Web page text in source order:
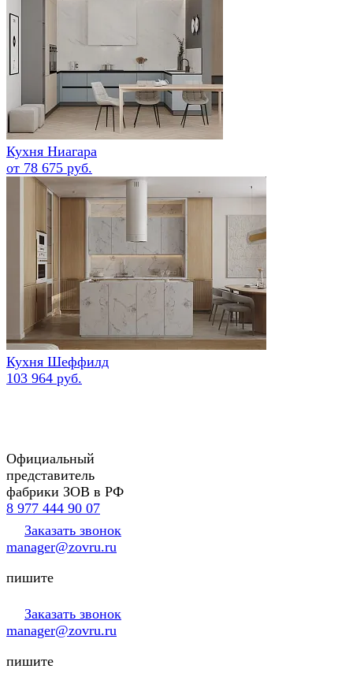
Кухня Ниагара
от 78 675 руб.
Кухня Шеффилд
103 964 руб.
Официальный
представитель
фабрики ЗОВ в РФ
8 977 444 90 07
Заказать звонок
manager@zovru.ru
пишите
Заказать звонок
manager@zovru.ru
пишите